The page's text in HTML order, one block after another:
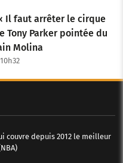
Il faut arrêter le cirque
Tony Parker pointée du
Molina
couvre depuis 2012 le meilleur